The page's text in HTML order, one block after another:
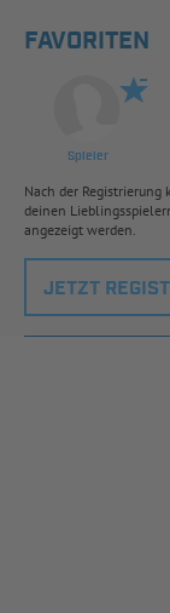
FAVORITEN
Spieler
Nach der Registrierung
deinen
angezeigt werden.
JETZT